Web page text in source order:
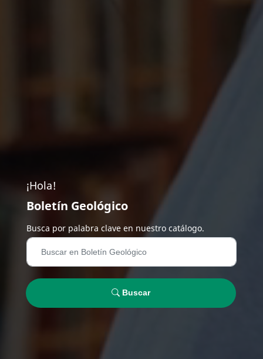
¡Hola!
Boletín Geológico
Busca por palabra clave en nuestro catálogo.
Buscar